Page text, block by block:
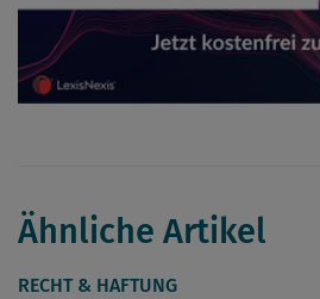
Ähnliche Artikel
RECHT & HAFTUNG